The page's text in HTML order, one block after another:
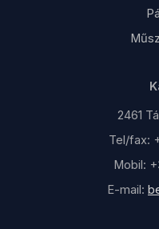
2461
Tel/fax:
Mobil:
E-mail: